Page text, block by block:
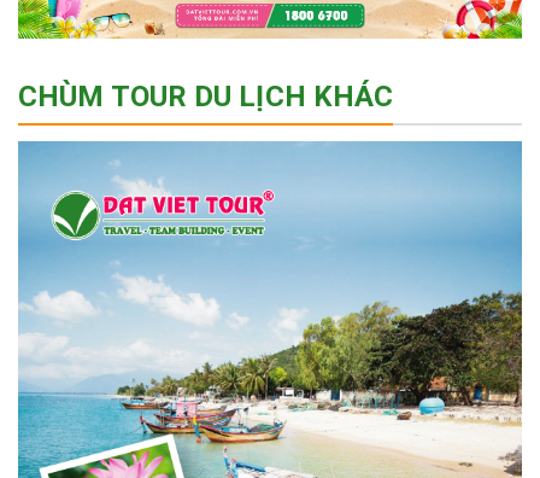
CHÙM TOUR DU LỊCH KHÁC